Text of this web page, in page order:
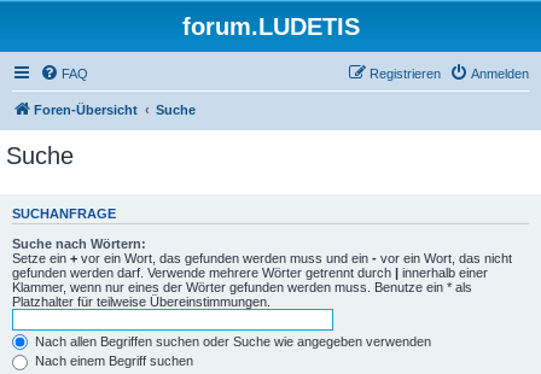
forum.LUDETIS
FAQ Anmelden
Registrieren
Foren-Übersicht Suche
Suche
SUCHANFRAGE
Suche nach Wörtern:
Setze ein + vor ein Wort, das gefunden werden muss und ein - vor ein Wort, das nicht
gefunden werden darf. Verwende mehrere Wörter getrennt durch | innerhalb einer
Klammer, wenn nur eines der Wörter gefunden werden muss. Benutze ein * als
Platzhalter für teilweise Übereinstimmungen.
Nach allen Begriffen suchen oder Suche wie angegeben verwenden
Nach einem Begriff suchen